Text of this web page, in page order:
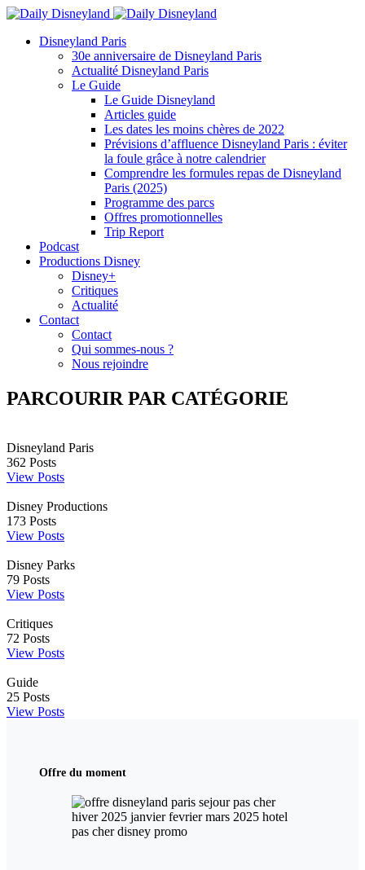
Disneyland Paris
30e anniversaire de Disneyland Paris
Actualité Disneyland Paris
Le Guide
Le Guide Disneyland
Articles guide
Les dates les moins chères de 2022
Prévisions d’affluence Disneyland Paris : éviter
la foule grâce à notre calendrier
Comprendre les formules repas de Disneyland
Paris (2025)
Programme des parcs
Offres promotionnelles
Trip Report
Podcast
Productions Disney
Disney+
Critiques
Actualité
Contact
Contact
Qui sommes-nous ?
Nous rejoindre
PARCOURIR PAR CATÉGORIE
Disneyland Paris
362 Posts
View Posts
Disney Productions
173 Posts
View Posts
Disney Parks
79 Posts
View Posts
Critiques
72 Posts
View Posts
Guide
25 Posts
View Posts
Offre du moment